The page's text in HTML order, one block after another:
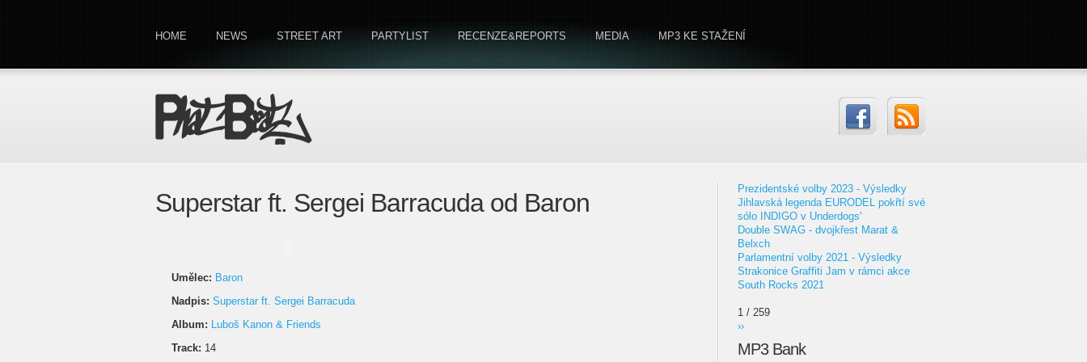
HOME NEWS STREET ART PARTYLIST RECENZE&REPORTS MEDIA MP3 KE STAŽENÍ
Superstar ft. Sergei Barracuda od Baron
Umělec: Baron
Nadpis: Superstar ft. Sergei Barracuda
Album: Luboš Kanon & Friends
Track: 14
Prezidentské volby 2023 - Výsledky
Jihlavská legenda EURODEL pokřtí své
sólo INDIGO v Underdogs'
Double SWAG - dvojkřest Marat &
Belxch
Parlamentní volby 2021 - Výsledky
Strakonice Graffiti Jam v rámci akce
South Rocks 2021
1 / 259
››
MP3 Bank